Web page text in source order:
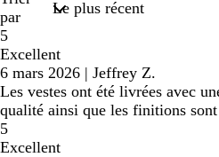
par
5
Excellent
6 mars 2026 | Jeffrey Z.
Les vestes ont été livrées avec
qualité ainsi que les finitions
5
Excellent